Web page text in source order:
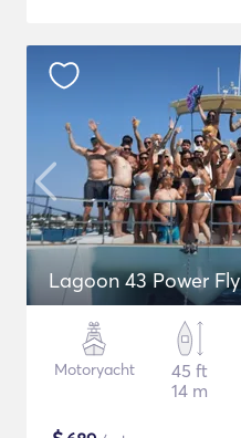
Lagoon 43 Power Fly
Motoryacht
45 ft
14 m